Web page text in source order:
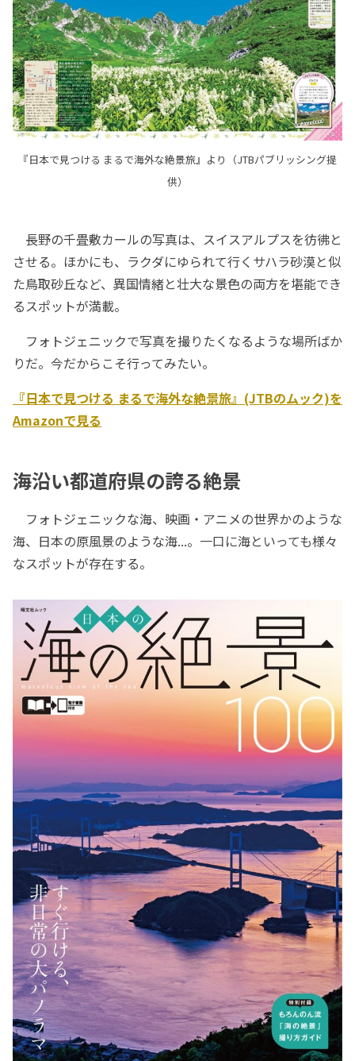
『日本で見つける まるで海外な絶景旅』より（JTBパブリッシング提
供）
長野の千畳敷カールの写真は、スイスアルプスを彷彿と
させる。ほかにも、ラクダにゆられて行くサハラ砂漠と似
た鳥取砂丘など、異国情緒と壮大な景色の両方を堪能でき
るスポットが満載。
フォトジェニックで写真を撮りたくなるような場所ばか
りだ。今だからこそ行ってみたい。
『日本で見つける まるで海外な絶景旅』(JTBのムック)を
Amazonで見る
海沿い都道府県の誇る絶景
フォトジェニックな海、映画・アニメの世界かのような
海、日本の原風景のような海...。一口に海といっても様々
なスポットが存在する。